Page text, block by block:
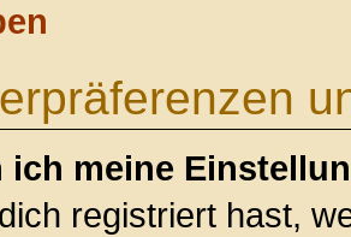
ich meine
registriert hast,